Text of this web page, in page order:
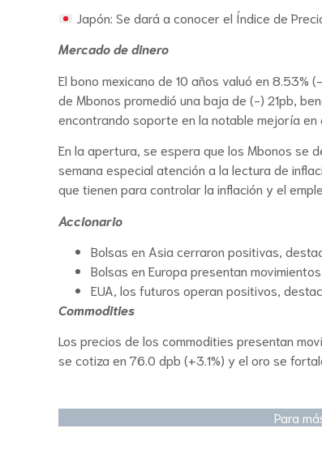
Japón: Se dará a conocer el Índice de
Mercado de dinero
El bono mexicano de 10 años valuó en
de Mbonos promedió una baja de (-) 21pb,
encontrando soporte en la notable mejoría
En la apertura, se espera que los Mbonos se
semana especial atención a la lectura de
que tienen para controlar la inflación y el
Accionario
Bolsas en Asia cerraron positivas,
Bolsas en Europa presentan
EUA, los futuros operan positivos,
Commodities
Los precios de los commodities presentan
se cotiza en 76.0 dpb (+3.1%) y el oro se
Para